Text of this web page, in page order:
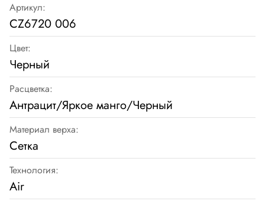
Артикул:
CZ6720 006
Цвет:
Черный
Расцветка:
Антрацит/Яркое манго/Черный
Материал верха:
Сетка
Технология:
Air